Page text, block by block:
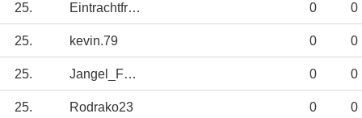
25. Eintrachtfrankf 0 0
25. kevin.79 0 0
25. Jangel_Fdez 0 0
25. Rodrako23 0 0